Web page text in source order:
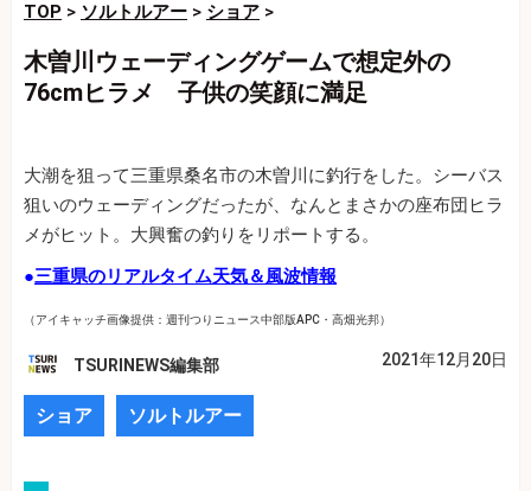
TOP > ソルトルアー > ショア >
木曽川ウェーディングゲームで想定外の
76cmヒラメ 子供の笑顔に満足
大潮を狙って三重県桑名市の木曽川に釣行をした。シーバス
狙いのウェーディングだったが、なんとまさかの座布団ヒラ
メがヒット。大興奮の釣りをリポートする。
●三重県のリアルタイム天気＆風波情報
（アイキャッチ画像提供：週刊つりニュース中部版APC・高畑光邦）
TSURINEWS編集部 2021年12月20日
ショア ソルトルアー